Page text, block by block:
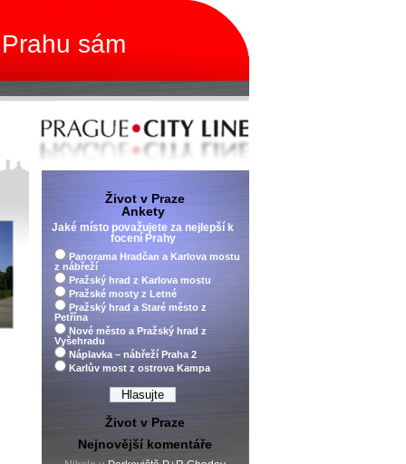
sám
Život v Praze
Ankety
Jaké místo považujete za nejlepší k
focení Prahy
Panorama Hradčan a Karlova mostu
z nábřeží
Pražský hrad z Karlova mostu
Pražské mosty z Letné
Pražský hrad a Staré město z
Petřína
Nové město a Pražský hrad z
Vyšehradu
Náplavka – nábřeží Praha 2
Karlův most z ostrova Kampa
Život v Praze
Nejnovější komentáře